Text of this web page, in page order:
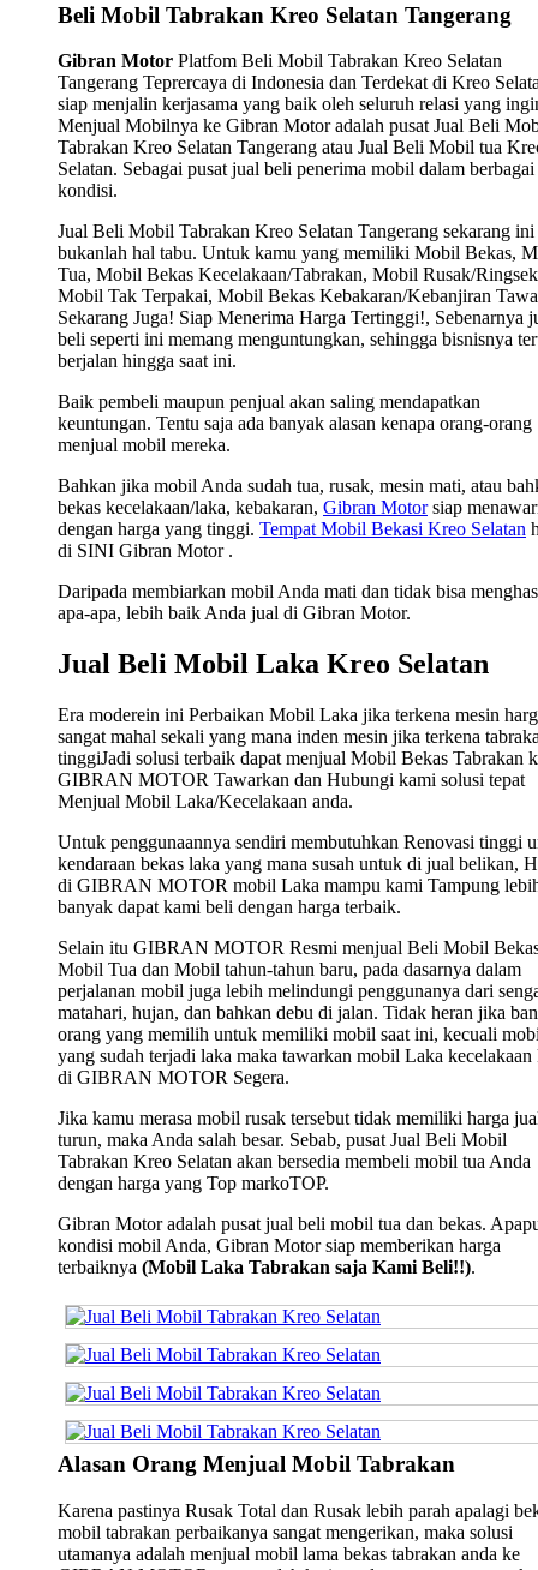
Beli Mobil Tabrakan Kreo Selatan Tangerang
Gibran Motor Platfom Beli Mobil Tabrakan Kreo Selatan
Tangerang Teprercaya di Indonesia dan Terdekat di Kreo
siap menjalin kerjasama yang baik oleh seluruh relasi yang
Menjual Mobilnya ke Gibran Motor adalah pusat Jual Beli
Tabrakan Kreo Selatan Tangerang atau Jual Beli Mobil tua
Selatan. Sebagai pusat jual beli penerima mobil dalam berbagai
kondisi.
Jual Beli Mobil Tabrakan Kreo Selatan Tangerang sekarang ini
bukanlah hal tabu. Untuk kamu yang memiliki Mobil Bekas,
Tua, Mobil Bekas Kecelakaan/Tabrakan, Mobil Rusak/
Mobil Tak Terpakai, Mobil Bekas Kebakaran/Kebanjiran
Sekarang Juga! Siap Menerima Harga Tertinggi!, Sebenarnya
beli seperti ini memang menguntungkan, sehingga bisnisnya
berjalan hingga saat ini.
Baik pembeli maupun penjual akan saling mendapatkan
keuntungan. Tentu saja ada banyak alasan kenapa orang-orang
menjual mobil mereka.
Bahkan jika mobil Anda sudah tua, rusak, mesin mati, atau
bekas kecelakaan/laka, kebakaran, Gibran Motorsiap
dengan harga yang tinggi. Tempat Mobil Bekasi Kreo Selatan
di SINI Gibran Motor .
Daripada membiarkan mobil Anda mati dan tidak bisa
apa-apa, lebih baik Anda jual di Gibran Motor.
Jual Beli Mobil Laka Kreo Selatan
Era moderein ini Perbaikan Mobil Laka jika terkena mesin
sangat mahal sekali yang mana inden mesin jika terkena
tinggiJadi solusi terbaik dapat menjual Mobil Bekas Tabrakan
GIBRAN MOTOR Tawarkan dan Hubungi kami solusi tepat
Menjual Mobil Laka/Kecelakaan anda.
Untuk penggunaannya sendiri membutuhkan Renovasi tinggi
kendaraan bekas laka yang mana susah untuk di jual belikan,
di GIBRAN MOTOR mobil Laka mampu kami Tampung
banyak dapat kami beli dengan harga terbaik.
Selain itu GIBRAN MOTOR Resmi menjual Beli Mobil
Mobil Tua dan Mobil tahun-tahun baru, pada dasarnya dalam
perjalanan mobil juga lebih melindungi penggunanya dari
matahari, hujan, dan bahkan debu di jalan. Tidak heran jika
orang yang memilih untuk memiliki mobil saat ini, kecuali
yang sudah terjadi laka maka tawarkan mobil Laka kecelakaan
di GIBRAN MOTOR Segera.
Jika kamu merasa mobil rusak tersebut tidak memiliki harga
turun, maka Anda salah besar. Sebab, pusat Jual Beli Mobil
Tabrakan Kreo Selatan akan bersedia membeli mobil tua Anda
dengan harga yang Top markoTOP.
Gibran Motor adalah pusat jual beli mobil tua dan bekas.
kondisi mobil Anda, Gibran Motor siap memberikan harga
terbaiknya (Mobil Laka Tabrakan saja Kami Beli!!).
Alasan Orang Menjual Mobil Tabrakan
Karena pastinya Rusak Total dan Rusak lebih parah apalagi
mobil tabrakan perbaikanya sangat mengerikan, maka solusi
utamanya adalah menjual mobil lama bekas tabrakan anda ke